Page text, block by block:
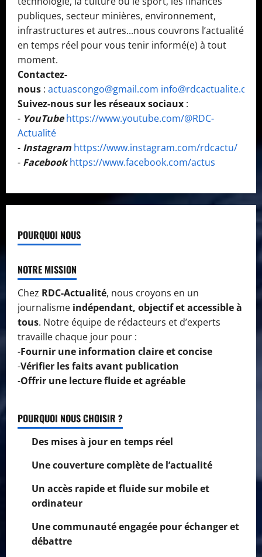
publiques, secteur minières, environnement,
infrastructures et autres...nous couvrons l’actualité
en temps réel pour vous tenir informé(e) à tout
moment.
Contactez-
nous : actuascongo@gmail.com info@rdcactualite.com
Suivez-nous sur les réseaux sociaux :
- YouTube https://www.youtube.com/@RDC-
Actualité
- Instagram https://www.instagram.com/rdcactu/
- Facebook https://www.facebook.com/actus
POURQUOI NOUS
NOTRE MISSION
Chez RDC-Actualité, nous croyons en un
journalisme indépendant, objectif et accessible à
tous. Notre équipe de rédacteurs et d’experts
travaille chaque jour pour :
-Fournir une information claire et concise
-Vérifier les faits avant publication
-Offrir une lecture fluide et agréable
POURQUOI NOUS CHOISIR ?
Des mises à jour en temps réel
Une couverture complète de l’actualité
Un accès rapide et fluide sur mobile et
ordinateur
Une communauté engagée pour échanger et
débattre